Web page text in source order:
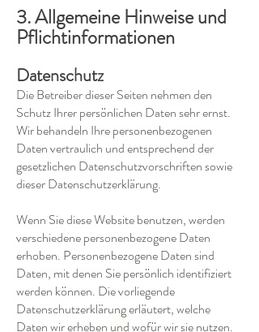
3. Allgemeine Hinweise und
Pflichtinformationen
Datenschutz
Die Betreiber dieser Seiten nehmen den
Schutz Ihrer persönlichen Daten sehr ernst.
Wir behandeln Ihre personenbezogenen
Daten vertraulich und entsprechend der
gesetzlichen Datenschutzvorschriften sowie
dieser Datenschutzerklärung.
Wenn Sie diese Website benutzen, werden
verschiedene personenbezogene Daten
erhoben. Personenbezogene Daten sind
Daten, mit denen Sie persönlich identifiziert
werden können. Die vorliegende
Datenschutzerklärung erläutert, welche
Daten wir erheben und wofür wir sie nutzen.